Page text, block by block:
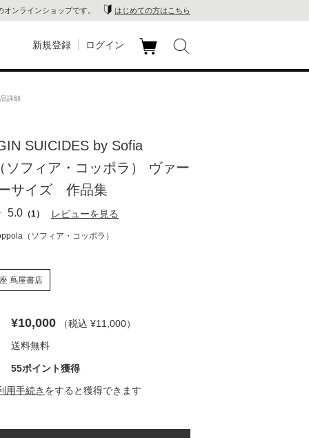
ンラインショップです。 はじめての方はこちら
蔦
屋
蔦
屋
新規登録 ログイン
詳細
SUICIDES by Sofia
ソフィア・コッポラ） ヴァー
サイズ 作品集
5.0 （1） レビューを見る
（ソフィア・コッポラ）
蔦屋書店
¥10,000 （税込 ¥11,000）
送料無料
55ポイント獲得
用手続き をすると獲得できます